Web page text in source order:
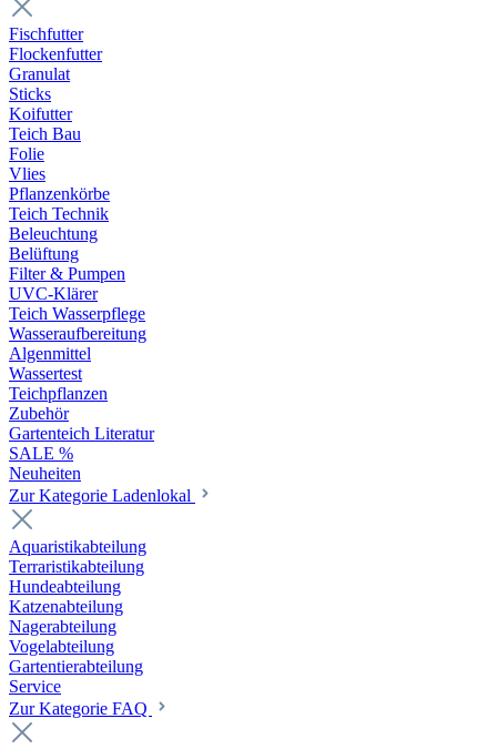
Fischfutter
Flockenfutter
Granulat
Sticks
Koifutter
Teich Bau
Folie
Vlies
Pflanzenkörbe
Teich Technik
Beleuchtung
Belüftung
Filter & Pumpen
UVC-Klärer
Teich Wasserpflege
Wasseraufbereitung
Algenmittel
Wassertest
Teichpflanzen
Zubehör
Gartenteich Literatur
SALE %
Neuheiten
Zur Kategorie Ladenlokal
Aquaristikabteilung
Terraristikabteilung
Hundeabteilung
Katzenabteilung
Nagerabteilung
Vogelabteilung
Gartentierabteilung
Service
Zur Kategorie FAQ